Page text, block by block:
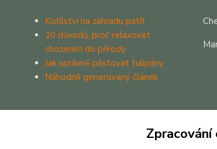
Kutilství na zahradu patří
10 důvodů, proč relaxovat
chozením do přírody
Jak správně pěstovat tulipány
Náhodně generovaný článek
Zpracování